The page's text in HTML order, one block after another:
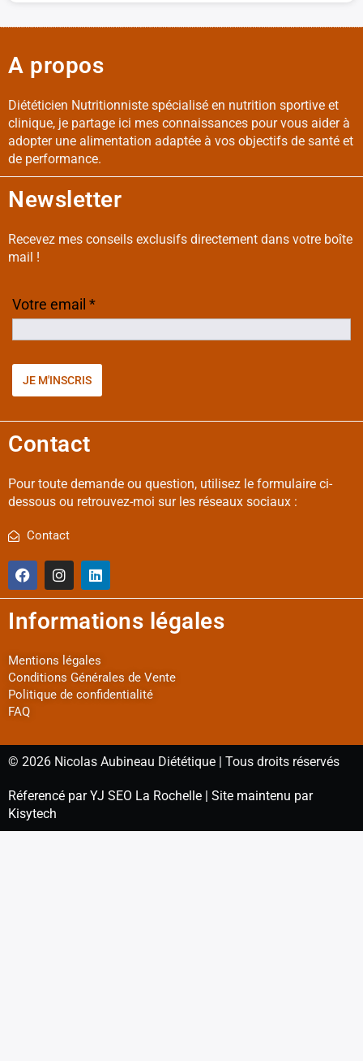
A propos
Diététicien Nutritionniste spécialisé en nutrition sportive et
clinique, je partage ici mes connaissances pour vous aider à
adopter une alimentation adaptée à vos objectifs de santé et
de performance.
Newsletter
Recevez mes conseils exclusifs directement dans votre boîte
mail !
Votre email *
Contact
Pour toute demande ou question, utilisez le formulaire ci-
dessous ou retrouvez-moi sur les réseaux sociaux :
Contact
Informations légales
Mentions légales
Conditions Générales de Vente
Politique de confidentialité
FAQ
© 2026 Nicolas Aubineau Diététique | Tous droits réservés
Réferencé par YJ SEO La Rochelle | Site maintenu par
Kisytech